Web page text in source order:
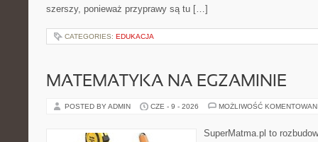
szerszy, ponieważ przyprawy są tu […]
CATEGORIES: EDUKACJA
MATEMATYKA NA EGZAMINIE
POSTED BY ADMIN CZE - 9 - 2026 MOŻLIWOŚĆ
SuperMatma.pl to